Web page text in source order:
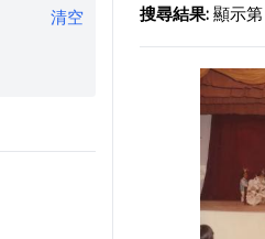
清空 搜尋結果:顯示第